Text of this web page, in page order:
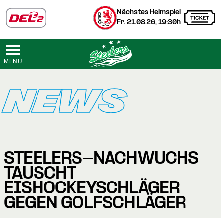
Nächstes Heimspiel
Fr. 21.08.26, 19:30h
MENÜ
NEWS
STEELERS-NACHWUCHS
TAUSCHT
EISHOCKEYSCHLÄGER
GEGEN GOLFSCHLÄGER